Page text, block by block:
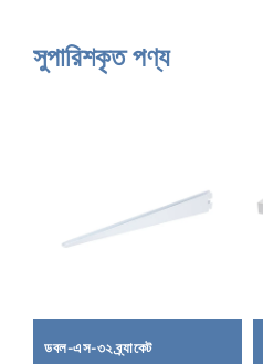
সুপারিশকৃত পণ্য
ডবল-এস-৩২ ব্র্যাকেট